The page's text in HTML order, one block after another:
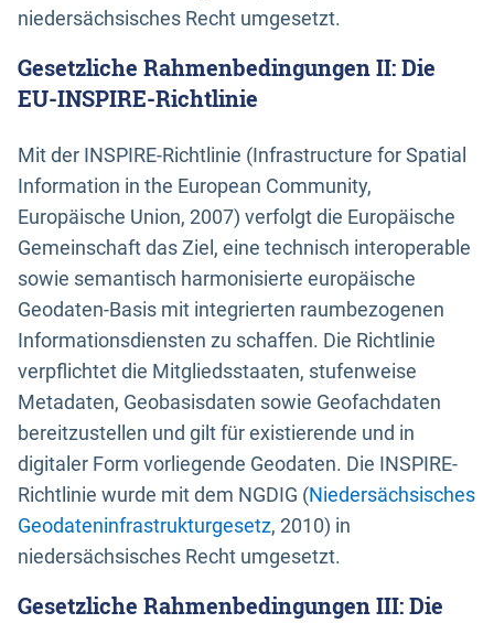
niedersächsisches Recht umgesetzt.
Gesetzliche Rahmenbedingungen II: Die
EU-INSPIRE-Richtlinie
Mit der INSPIRE-Richtlinie (Infrastructure for Spatial
Information in the European Community,
Europäische Union, 2007) verfolgt die Europäische
Gemeinschaft das Ziel, eine technisch interoperable
sowie semantisch harmonisierte europäische
Geodaten-Basis mit integrierten raumbezogenen
Informationsdiensten zu schaffen. Die Richtlinie
verpflichtet die Mitgliedsstaaten, stufenweise
Metadaten, Geobasisdaten sowie Geofachdaten
bereitzustellen und gilt für existierende und in
digitaler Form vorliegende Geodaten. Die INSPIRE-
Richtlinie wurde mit dem NGDIG (Niedersächsisches
Geodateninfrastrukturgesetz, 2010) in
niedersächsisches Recht umgesetzt.
Gesetzliche Rahmenbedingungen III: Die